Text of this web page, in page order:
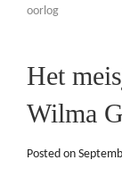
oorlog
Het
Wilma
Posted on